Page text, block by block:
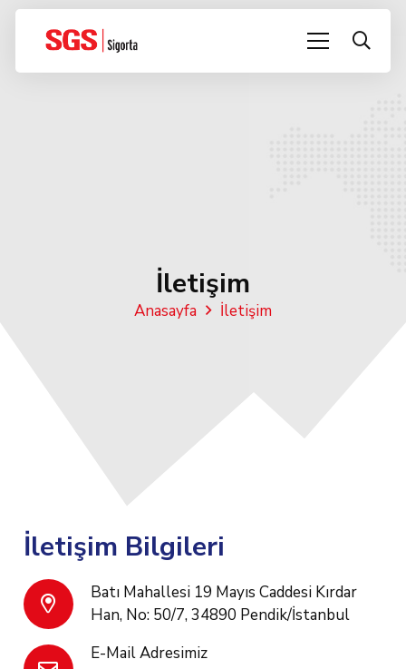
İletişim
Anasayfa İletişim
İletişim Bilgileri
Batı Mahallesi 19 Mayıs Caddesi Kırdar
Han, No: 50/7, 34890 Pendik/İstanbul
E-Mail Adresimiz